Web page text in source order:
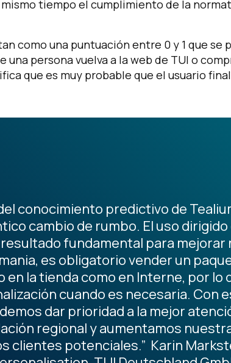
tiempo el cumplimiento de la
como una puntuación entre 0 y 1 que
una persona vuelva a la web de TUI o
que es muy probable que el usuario
conocimiento predictivo de
cambio de rumbo. El uso
fundamental para
es obligatorio vender un
en la tienda como en Interne, por lo
cuando es necesaria. Con
dar prioridad a la mejor
regional y aumentamos
clientes potenciales.” Karin